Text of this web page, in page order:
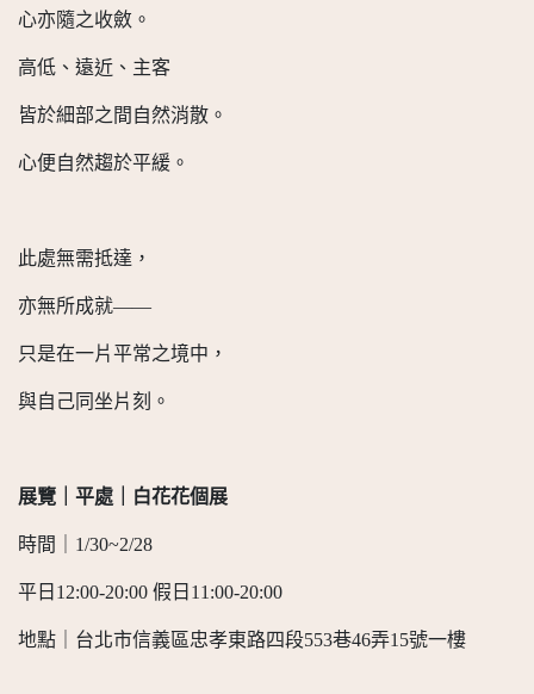
心亦隨之收斂。
高低、遠近、主客
皆於細部之間自然消散。
心便自然趨於平緩。
此處無需抵達，
亦無所成就——
只是在一片平常之境中，
與自己同坐片刻。
展覽｜平處｜白花花個展
時間｜1/30~2/28
平日12:00-20:00 假日11:00-20:00
地點｜台北市信義區忠孝東路四段553巷46弄15號一樓